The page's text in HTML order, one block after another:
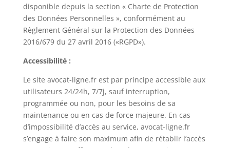
disponible depuis la section « Charte de Protection
des Données Personnelles », conformément au
Règlement Général sur la Protection des Données
2016/679 du 27 avril 2016 («RGPD»).
Accessibilité :
Le site avocat-ligne.fr est par principe accessible aux
utilisateurs 24/24h, 7/7j, sauf interruption,
programmée ou non, pour les besoins de sa
maintenance ou en cas de force majeure. En cas
d’impossibilité d’accès au service, avocat-ligne.fr
s’engage à faire son maximum afin de rétablir l’accès